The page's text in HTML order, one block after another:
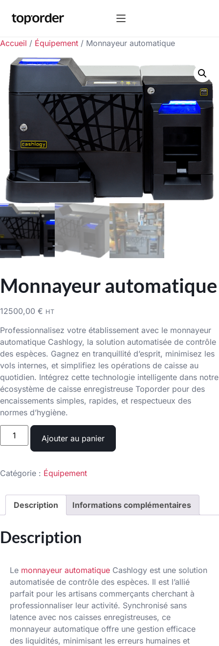
Accueil / Équipement / Monnayeur automatique
Monnayeur automatique
12500,00 € HT
Professionnalisez votre établissement avec le monnayeur
automatique Cashlogy, la solution automatisée de contrôle
des espèces. Gagnez en tranquillité d’esprit, minimisez les
vols internes, et simplifiez les opérations de caisse au
quotidien. Intégrez cette technologie intelligente dans notre
écosystème de caisse enregistreuse Toporder pour des
encaissements simples, rapides, et respectueux des
normes d’hygiène.
Ajouter au panier
Catégorie : Équipement
Description Informations complémentaires
Description
Le monnayeur automatique Cashlogy est une solution
automatisée de contrôle des espèces. Il est l’allié
parfait pour les artisans commerçants cherchant à
professionnaliser leur activité. Synchronisé sans
latence avec nos caisses enregistreuses, ce
monnayeur automatique offre une gestion efficace
des liquidités, minimisant les erreurs humaines et